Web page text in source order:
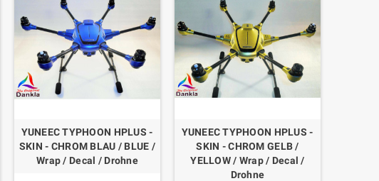
YUNEEC TYPHOON HPLUS -
SKIN - CHROM BLAU / BLUE /
Wrap / Decal / Drohne
YUNEEC TYPHOON HPLUS -
SKIN - CHROM GELB /
YELLOW / Wrap / Decal /
Drohne